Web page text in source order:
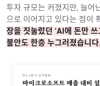
투자 규모는 커졌지만, 늘어
으로 이어지고 있다는 점이
장을 짓눌렀던 ‘AI에 돈만
불안도 한층 누그러졌습니